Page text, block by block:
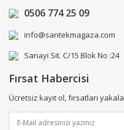
0506 774 25 09
info@santekmagaza.com
Sanayi Sit. C/15 Blok No :24
Fırsat Habercisi
Ücretsiz kayıt ol, fırsatları yakala